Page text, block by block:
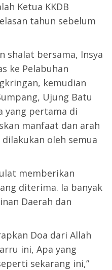
Ketua KKDB
tahun sebelum
shalat bersama, Insya
ke Pelabuhan
kemudian
Ujung Batu
yang pertama di
manfaat dan arah
oleh semua
memberikan
diterima. Ia banyak
Daerah dan
Doa dari Allah
ini, Apa yang
sekarang ini,”